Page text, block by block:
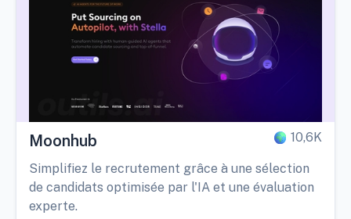
Moonhub 10,6K
Simplifiez le recrutement grâce à une sélection
de candidats optimisée par l'IA et une évaluation
experte.